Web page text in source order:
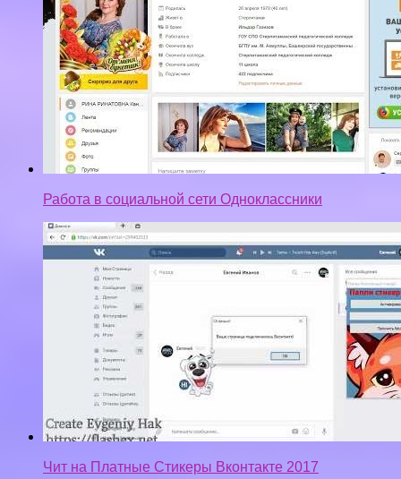
Работа в социальной сети Одноклассники
Чит на Платные Стикеры Вконтакте 2017